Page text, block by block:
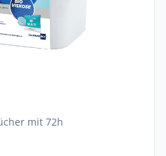
mit 72h